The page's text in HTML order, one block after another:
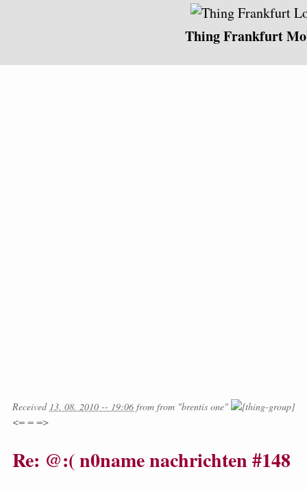
Thing Frankfurt
Received 13. 08. 2010 -- 19:06 from from "brentis one"
<= = =>
Re: @:( n0name nachrichten #148